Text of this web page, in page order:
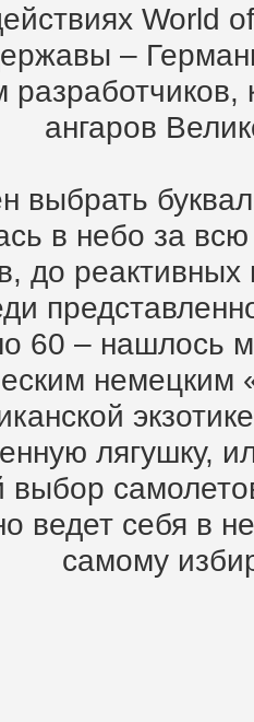
World
–
ангаров
выбрать
в небо за
до
60 – нашлось
лягушку,
ведет себя в
самому